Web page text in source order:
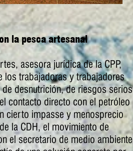
la pesca artesanal
asesora jurídica de la CPP,
los trabajadoras y trabajadores
desnutrición, de riesgos serios
contacto directo con el petróleo
cierto impasse y menosprecio
la CDH, el movimiento de
el secretario de medio ambiente